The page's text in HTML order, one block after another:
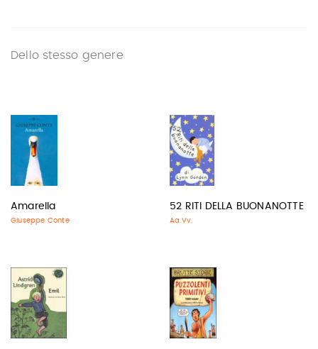
Dello stesso genere
Amarella
Giuseppe Conte
52 RITI DELLA BUONANOTTE
Aa.Vv.